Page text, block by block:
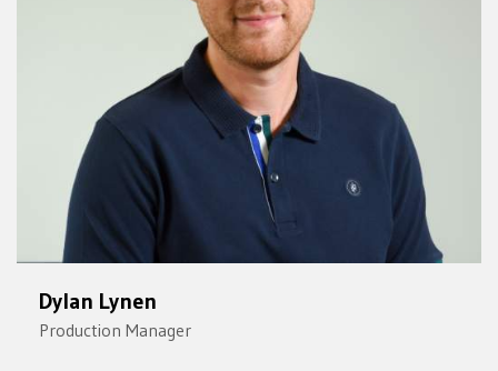
Dylan Lynen
Production Manager